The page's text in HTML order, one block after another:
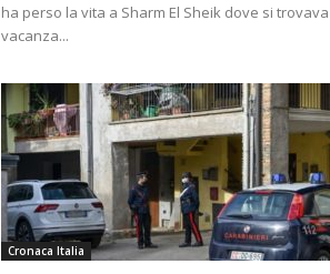
ha perso la vita a Sharm El Sheik dove si
vacanza...
Cronaca Italia